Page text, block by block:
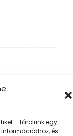
– tárolunk egy
és